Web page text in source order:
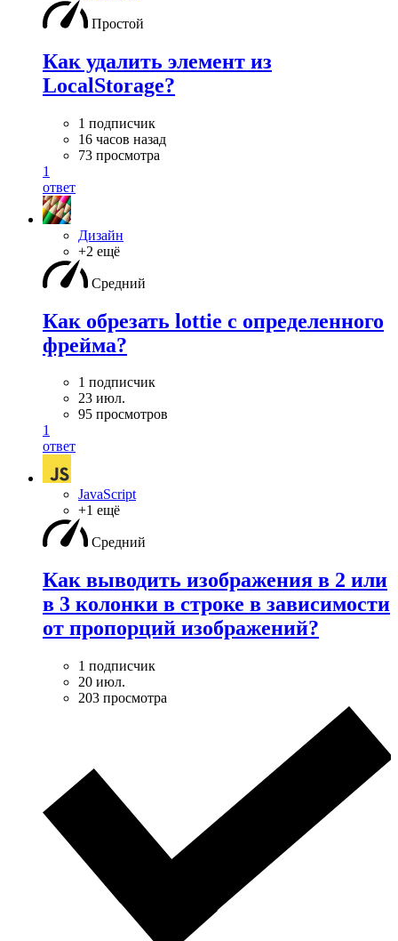
Простой
Как удалить элемент из
LocalStorage?
1 подписчик
16 часов назад
73 просмотра
1
ответ
Дизайн
+2 ещё
Средний
Как обрезать lottie с определенного
фрейма?
1 подписчик
23 июл.
95 просмотров
1
ответ
JavaScript
+1 ещё
Средний
Как выводить изображения в 2 или
в 3 колонки в строке в зависимости
от пропорций изображений?
1 подписчик
20 июл.
203 просмотра